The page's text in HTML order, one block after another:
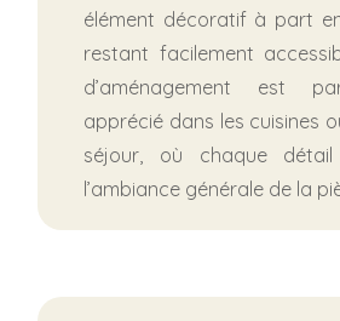
élément décoratif à part
restant facilement
d’aménagement est
apprécié dans les cuisines
séjour, où chaque
l’ambiance générale de la